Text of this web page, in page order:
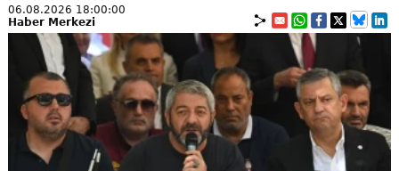
06.08.2026 18:00:00
Haber Merkezi